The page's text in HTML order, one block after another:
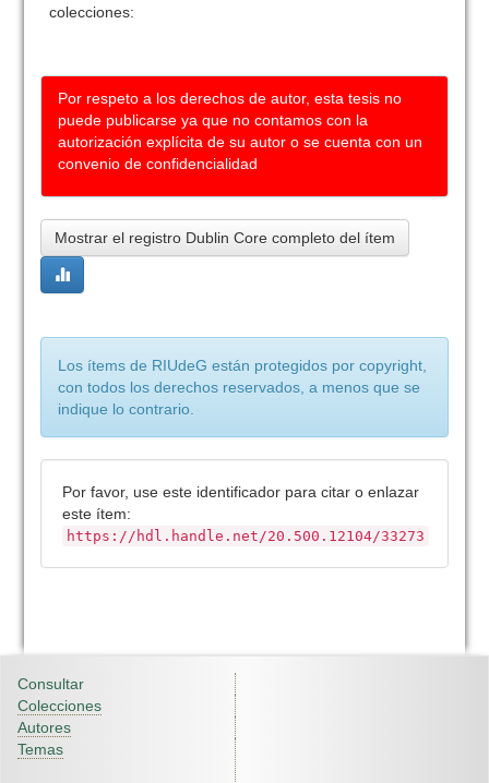
colecciones:
Por respeto a los derechos de autor, esta tesis no
puede publicarse ya que no contamos con la
autorización explícita de su autor o se cuenta con un
convenio de confidencialidad
Mostrar el registro Dublin Core completo del ítem
Los ítems de RIUdeG están protegidos por copyright,
con todos los derechos reservados, a menos que se
indique lo contrario.
Por favor, use este identificador para citar o enlazar
este ítem:
https://hdl.handle.net/20.500.12104/33273
Consultar
Colecciones
Autores
Temas